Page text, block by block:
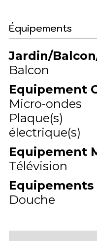
Équipements
Jardin/
Balcon
Equipement
Micro-ondes
Plaque(s)
électrique(s)
Equipement
Télévision
Equipements
Douche